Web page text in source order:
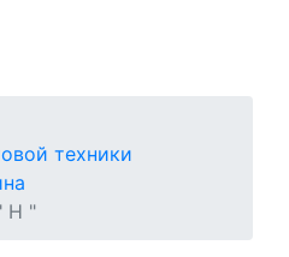
техники
H "